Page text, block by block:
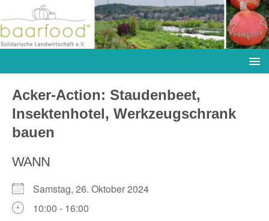
Acker-Action: Staudenbeet,
Insektenhotel, Werkzeugschrank
bauen
WANN
Samstag, 26. Oktober 2024
10:00 - 16:00